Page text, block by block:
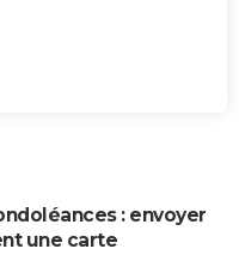
: envoyer
une carte